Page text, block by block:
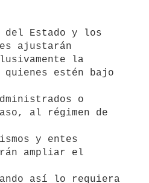
ajustarán
la
estén bajo
o
al régimen de
y entes
ampliar el
así lo requiera